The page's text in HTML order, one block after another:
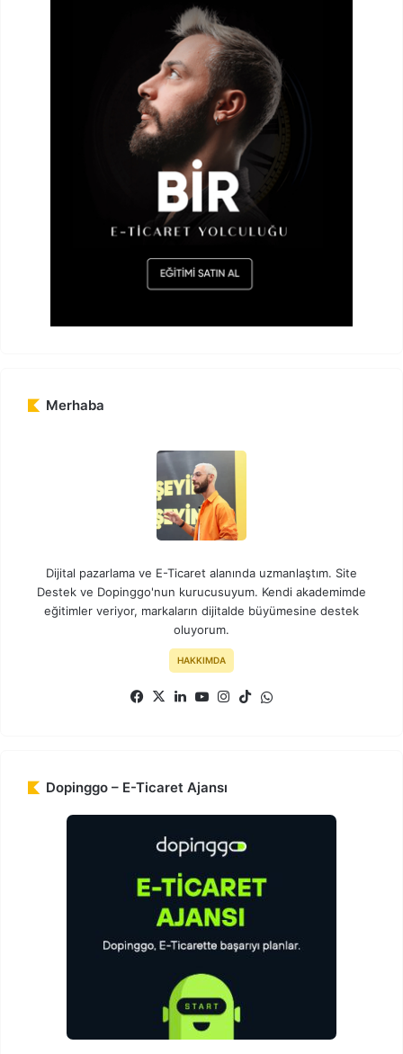
Merhaba
Dijital pazarlama ve E-Ticaret alanında uzmanlaştım. Site
Destek ve Dopinggo'nun kurucusuyum. Kendi akademimde
eğitimler veriyor, markaların dijitalde büyümesine destek
oluyorum.
HAKKIMDA
Facebook
X LinkedInYouTube
Instagram
TikTok
Dopinggo – E-Ticaret Ajansı